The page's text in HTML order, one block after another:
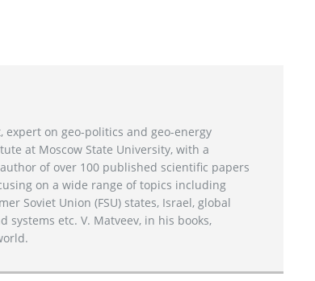
expert on geo-politics and geo-energy
at Moscow State University, with a
of over 100 published scientific papers
on a wide range of topics including
Soviet Union (FSU) states, Israel, global
etc. V. Matveev, in his books,